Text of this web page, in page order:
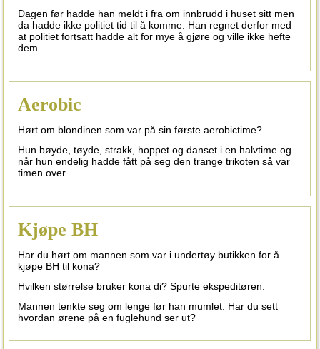
Dagen før hadde han meldt i fra om innbrudd i huset sitt men
da hadde ikke politiet tid til å komme. Han regnet derfor med
at politiet fortsatt hadde alt for mye å gjøre og ville ikke hefte
dem...
Aerobic
Hørt om blondinen som var på sin første aerobictime?
Hun bøyde, tøyde, strakk, hoppet og danset i en halvtime og
når hun endelig hadde fått på seg den trange trikoten så var
timen over...
Kjøpe BH
Har du hørt om mannen som var i undertøy butikken for å
kjøpe BH til kona?
Hvilken størrelse bruker kona di? Spurte ekspeditøren.
Mannen tenkte seg om lenge før han mumlet: Har du sett
hvordan ørene på en fuglehund ser ut?